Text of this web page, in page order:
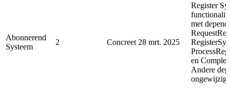
Abonnerend
Systeem
2 Concreet 28 mrt. 2025
Register
met
en
Andere